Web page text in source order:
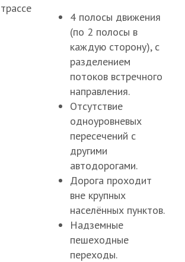
4 полосы движения
(по 2 полосы в
каждую сторону), с
разделением
потоков встречного
направления.
Отсутствие
одноуровневых
пересечений с
другими
автодорогами.
Дорога проходит
вне крупных
населённых пунктов.
Надземные
пешеходные
переходы.